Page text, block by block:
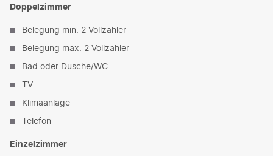
Doppelzimmer
Belegung min. 2 Vollzahler
Belegung max. 2 Vollzahler
Bad oder Dusche/WC
TV
Klimaanlage
Telefon
Einzelzimmer